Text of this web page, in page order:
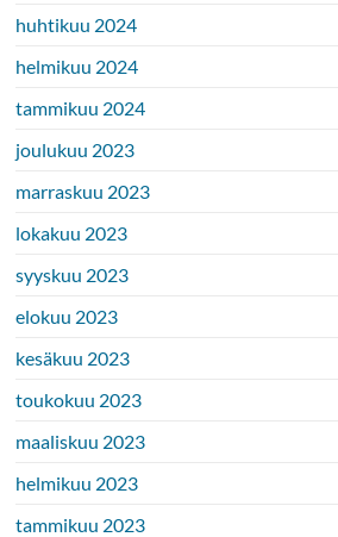
huhtikuu 2024
helmikuu 2024
tammikuu 2024
joulukuu 2023
marraskuu 2023
lokakuu 2023
syyskuu 2023
elokuu 2023
kesäkuu 2023
toukokuu 2023
maaliskuu 2023
helmikuu 2023
tammikuu 2023